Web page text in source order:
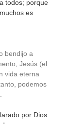
todos; porque
es
bendijo a
Jesús (el
vida eterna
podemos
por Dios